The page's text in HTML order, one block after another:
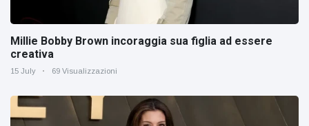
Millie Bobby Brown incoraggia sua figlia ad essere
creativa
15 July 69 Visualizzazioni